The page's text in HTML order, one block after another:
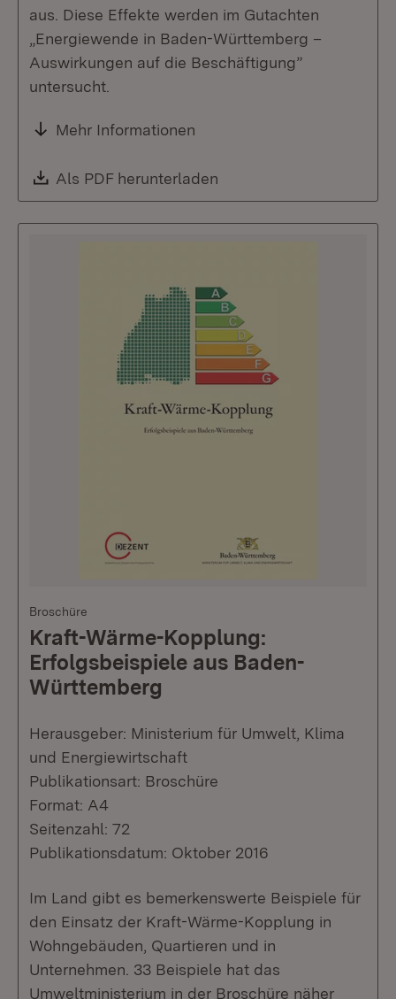
aus. Diese Effekte werden im Gutachten
„Energiewende in Baden-Württemberg –
Auswirkungen auf die Beschäftigung”
untersucht.
Mehr Informationen
Download:
Als PDF herunterladen
Broschüre
Kraft-Wärme-Kopplung:
Erfolgsbeispiele aus Baden-
Württemberg
Herausgeber: Ministerium für Umwelt, Klima
und Energiewirtschaft
Publikationsart: Broschüre
Format: A4
Seitenzahl: 72
Publikationsdatum: Oktober 2016
Im Land gibt es bemerkenswerte Beispiele für
den Einsatz der Kraft-Wärme-Kopplung in
Wohngebäuden, Quartieren und in
Unternehmen. 33 Beispiele hat das
Umweltministerium in der Broschüre näher